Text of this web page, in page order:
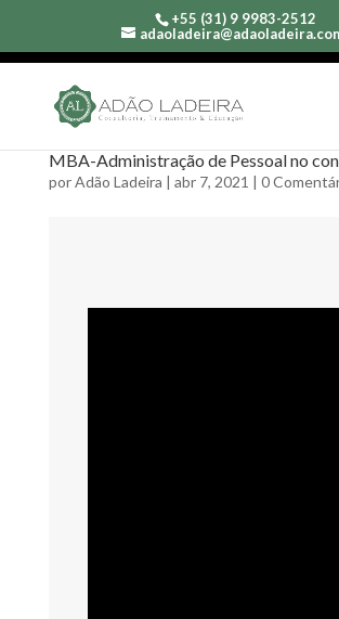
+55 (31) 9 9983-2512
MBA-Administração de Pessoal no
porAdão Ladeira | abr 7, 2021 | 0